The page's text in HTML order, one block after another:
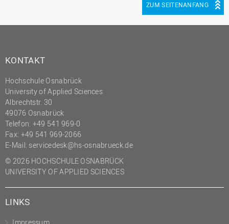
Science to Business GmbH
Studium und Lehre
Transfer- und
Innovationsmanagement
ZUM SEITENANFANG
KONTAKT
Hochschule Osnabrück
University of Applied Sciences
Albrechtstr. 30
49076 Osnabrück
Telefon: +49 541 969-0
Fax: +49 541 969-2066
E-Mail: servicedesk@hs-osnabrueck.de
© 2026 HOCHSCHULE OSNABRÜCK
UNIVERSITY OF APPLIED SCIENCES
LINKS